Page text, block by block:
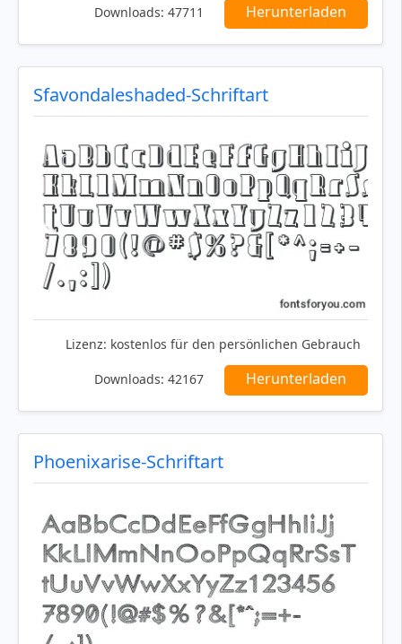
Downloads: 47711 Herunterladen
Sfavondaleshaded-Schriftart
Lizenz: kostenlos für den persönlichen Gebrauch
Downloads: 42167 Herunterladen
Phoenixarise-Schriftart